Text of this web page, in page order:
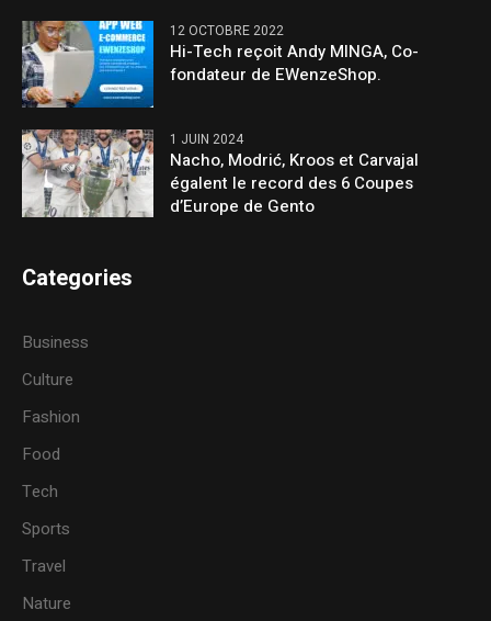
12 OCTOBRE 2022
Hi-Tech reçoit Andy MINGA, Co-
fondateur de EWenzeShop.
1 JUIN 2024
Nacho, Modrić, Kroos et Carvajal
égalent le record des 6 Coupes
d’Europe de Gento
Categories
Business
Culture
Fashion
Food
Tech
Sports
Travel
Nature